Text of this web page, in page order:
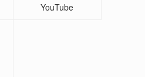
YouTube